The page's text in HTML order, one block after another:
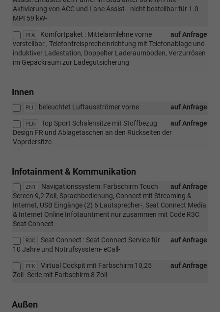
Aktivierung von ACC und Lane Assist-- nicht bestellbar für 1.0
MPI 59 kW-
PFA auf Anfrage
Komfortpaket : Mittelarmlehne vorne
verstellbar , Telefonfreisprecheinrichtung mit Telefonablage und
induktiver Ladestation, Doppelter Laderaumboden, Verzurrösen
im Gepäckraum zur Ladegutsicherung
Innen
PLI auf Anfrage
beleuchtet Luftausströmer vorne
PLN auf Anfrage
Top Sport Schalensitze mit Stoffbezug
Design FR und Ablagetaschen an den Rückseiten der
Voprdersitze
Infotainment & Kommunikation
ZN1 auf Anfrage
Navigationssystem: Farbschirm Touch
Screen 9,2 Zoll, Sprachbedienung, Connect mit Streaming &
Internet, USB Eingänge (2) 6 Lautsprecher-, Seat Connect Media
& Internet Online Infotauntment nur zusammen mit Code R3C
Seat Connect -
R3C auf Anfrage
Seat Connect : Seat Connect Service für
10 Jahre und Notrufsysstem- eCall-
PFK auf Anfrage
Virtual Cockpit mit Farbschirm 10,25
Zoll- Serie mit Farbschirm 8 Zoll-
Außen